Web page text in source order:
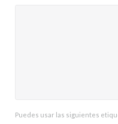
Puedes usar las siguientes